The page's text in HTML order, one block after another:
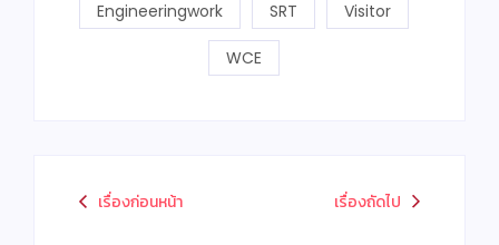
Engineeringwork SRT Visitor
WCE
เรื่องก่อนหน้า เรื่องถัดไป